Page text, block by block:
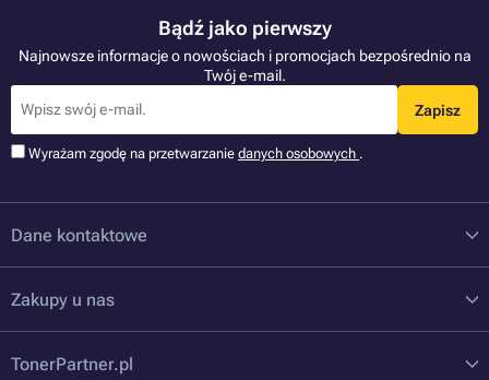
Bądź jako pierwszy
Najnowsze informacje o nowościach i promocjach bezpośrednio na
Twój e-mail.
Zapisz
Wyrażam zgodę na przetwarzanie danych osobowych .
Dane kontaktowe
Zakupy u nas
TonerPartner.pl